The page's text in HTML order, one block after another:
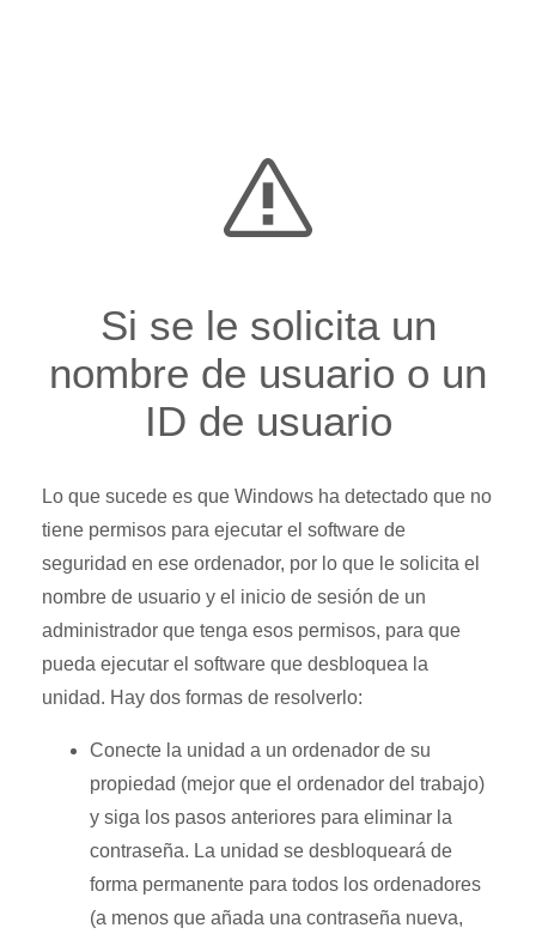
Si se le solicita un
nombre de usuario o un
ID de usuario
Lo que sucede es que Windows ha detectado que no
tiene permisos para ejecutar el software de
seguridad en ese ordenador, por lo que le solicita el
nombre de usuario y el inicio de sesión de un
administrador que tenga esos permisos, para que
pueda ejecutar el software que desbloquea la
unidad. Hay dos formas de resolverlo:
Conecte la unidad a un ordenador de su
propiedad (mejor que el ordenador del trabajo)
y siga los pasos anteriores para eliminar la
contraseña. La unidad se desbloqueará de
forma permanente para todos los ordenadores
(a menos que añada una contraseña nueva,